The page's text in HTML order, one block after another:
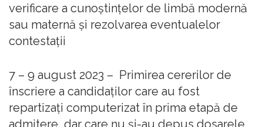
verificare a cunoștințelor de limbă modernă
sau maternă și rezolvarea eventualelor
contestații
7 – 9 august 2023 – Primirea cererilor de
înscriere a candidaților care au fost
repartizați computerizat în prima etapă de
admitere, dar care nu și-au depus dosarele